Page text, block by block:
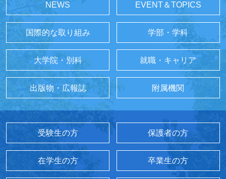
NEWS EVENT＆TOPICS
国際的な取り組み 学部・学科
大学院・別科 就職・キャリア
出版物・広報誌 附属機関
受験生の方 保護者の方
在学生の方 卒業生の方